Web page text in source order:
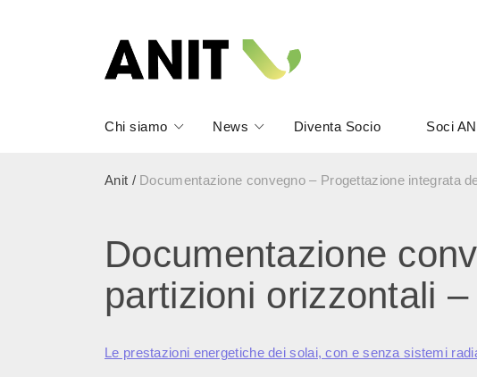
Chi siamo News Diventa Socio Soci
Anit / Documentazione convegno – Progettazione integrata
Documentazione
partizioni orizzontali
Le prestazioni energetiche dei solai, con e senza sistemi